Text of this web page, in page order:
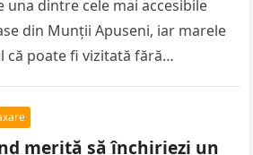
una dintre cele mai accesibile
din Munții Apuseni, iar marele
că poate fi vizitată fără
merită să închiriezi un